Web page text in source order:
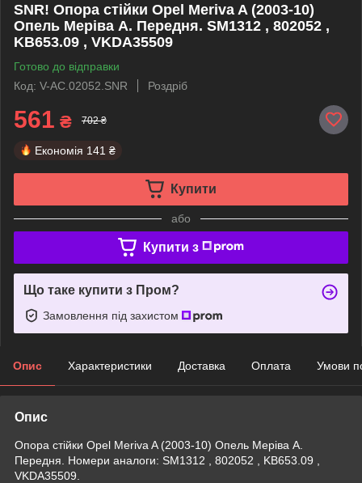
SNR! Опора стійки Opel Meriva A (2003-10)
Опель Меріва А. Передня. SM1312 , 802052 ,
KB653.09 , VKDA35509
Готово до відправки
Код: V-AC.02052.SNR
Роздріб
561 ₴ 702 ₴
Економія 141 ₴
Купити
або
Купити з
Що таке купити з Пром?
Замовлення під захистом
Опис Характеристики Доставка Оплата Умови
Опис
Опора стійки Opel Meriva A (2003-10) Опель Меріва А.
Передня. Номери аналоги: SM1312 , 802052 , KB653.09 ,
VKDA35509.